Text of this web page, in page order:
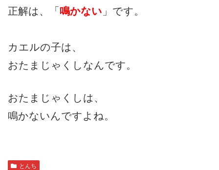
正解は、「 鳴かない 」です。
カエルの子は、
おたまじゃくしなんです。
おたまじゃくしは、
鳴かないんですよね。
とんち